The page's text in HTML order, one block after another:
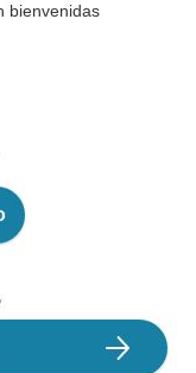
bienvenidas